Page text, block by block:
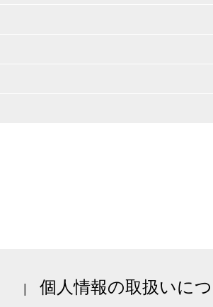
個人情報の取扱いに